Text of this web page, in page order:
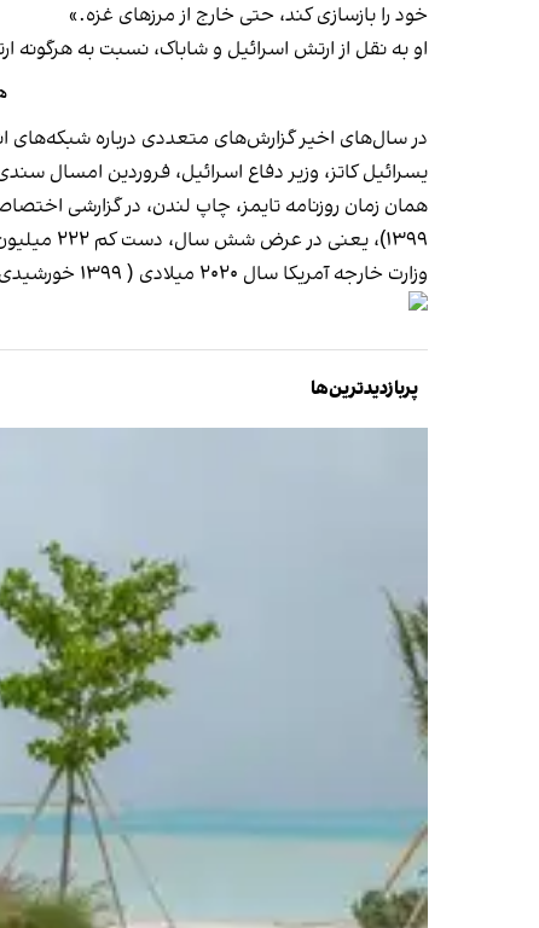
خود را بازسازی کند، حتی خارج از مرزهای غزه.»
او به نقل از ارتش اسرائیل و شاباک، نسبت به
در سال‌های اخیر گزارش‌های متعددی درباره
یسرائیل کاتز، وزیر دفاع اسرائیل، فروردین امسال سندی از درخواست ۵۰۰ میلیون دلاری
۱۳۹۹)، یعنی در عرض شش سال، دست کم ۲۲۲ میلیون دلار به حماس
وزارت خارجه آمریکا سال ۲۰۲۰ میلادی ( ۱۳۹۹ خورشیدی) رقم سالانه کمک جمهوری اسلامی به حماس را ۱۰۰ میلیون دلار اعلام کرده بود.
پربازدیدترین‌ها